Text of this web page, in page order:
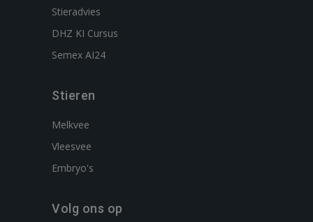
Stieradvies
DHZ KI Cursus
Semex AI24
Stieren
Melkvee
Vleesvee
Embryo's
Volg ons op